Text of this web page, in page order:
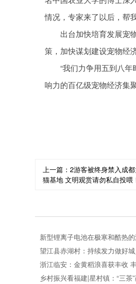
情况，专家来了以后，帮
出台加快培育发展宠
策，加快谋划建设宠物经
“我们力争用五到八
响力的百亿级宠物经济集
上一篇： 2游客被终身禁入成
猫基地 文明观赏请勿私自投喂
新型锂离子电池在极寒和酷热
望江县赤湖村：持续发力做好
浙江临安：金黄稻浪喜获丰收
乡村振兴看福建|星村镇：“三茶